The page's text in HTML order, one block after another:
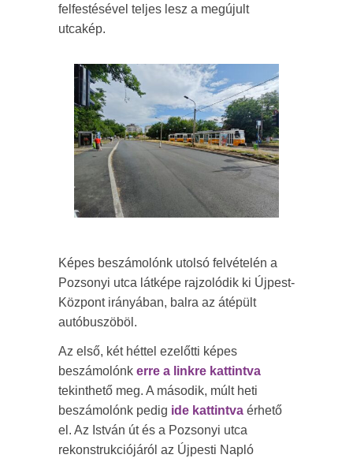
felfestésével teljes lesz a megújult
utcakép.
Képes beszámolónk utolsó felvételén a
Pozsonyi utca látképe rajzolódik ki Újpest-
Központ irányában, balra az átépült
autóbuszöböl.
Az első, két héttel ezelőtti képes
beszámolónk erre a linkre kattintva
tekinthető meg. A második, múlt heti
beszámolónk pedig ide kattintva érhető
el. Az István út és a Pozsonyi utca
rekonstrukciójáról az Újpesti Napló